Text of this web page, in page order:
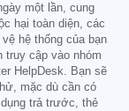
một lần, cung
hại toàn diện, các
hệ thống của bạn
truy cập vào nhóm
HelpDesk. Bạn sẽ
mặc dù cần có
trả trước, thẻ